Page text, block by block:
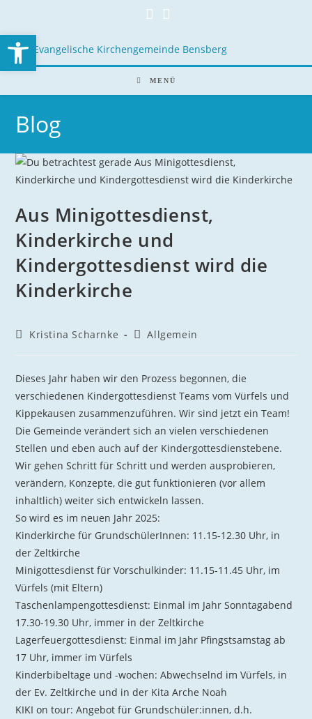
MENÜ
Blog
Aus Minigottesdienst,
Kinderkirche und
Kindergottesdienst wird die
Kinderkirche
Kristina Scharnke Allgemein
Dieses Jahr haben wir den Prozess begonnen, die
verschiedenen Kindergottesdienst Teams vom Vürfels und
Kippekausen zusammenzuführen. Wir sind jetzt ein Team!
Die Gemeinde verändert sich an vielen verschiedenen
Stellen und eben auch auf der Kindergottesdienstebene.
Wir gehen Schritt für Schritt und werden ausprobieren,
verändern, Konzepte, die gut funktionieren (vor allem
inhaltlich) weiter sich entwickeln lassen.
So wird es im neuen Jahr 2025:
Kinderkirche für GrundschülerInnen: 11.15-12.30 Uhr, in
der Zeltkirche
Minigottesdienst für Vorschulkinder: 11.15-11.45 Uhr, im
Vürfels (mit Eltern)
Taschenlampengottesdienst: Einmal im Jahr Sonntagabend
17.30-19.30 Uhr, immer in der Zeltkirche
Lagerfeuergottesdienst: Einmal im Jahr Pfingstsamstag ab
17 Uhr, immer im Vürfels
Kinderbibeltage und -wochen: Abwechselnd im Vürfels, in
der Ev. Zeltkirche und in der Kita Arche Noah
KIKI on tour: Angebot für Grundschüler:innen, d.h.
Open toolbar